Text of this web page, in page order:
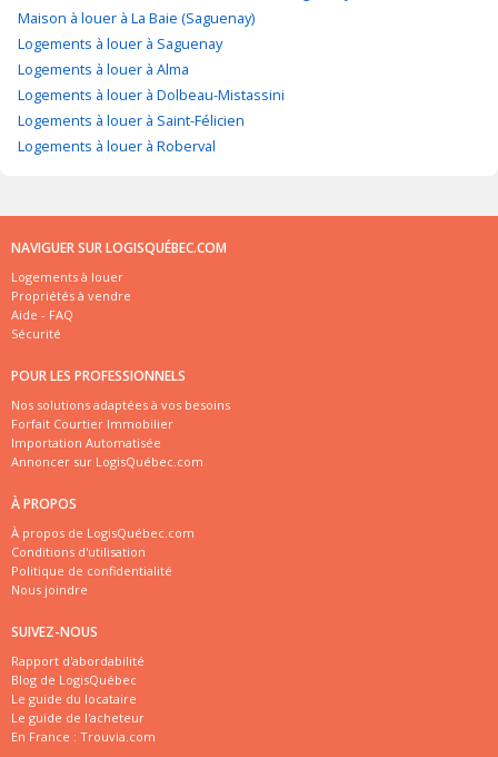
Maison à louer à La Baie (Saguenay)
Logements à louer à Saguenay
Logements à louer à Alma
Logements à louer à Dolbeau-Mistassini
Logements à louer à Saint-Félicien
Logements à louer à Roberval
NAVIGUER SUR LOGISQUÉBEC.COM
Logements à louer
Propriétés à vendre
Aide - FAQ
Sécurité
POUR LES PROFESSIONNELS
Nos solutions adaptées à vos besoins
Forfait Courtier Immobilier
Importation Automatisée
Annoncer sur LogisQuébec.com
À PROPOS
À propos de LogisQuébec.com
Conditions d'utilisation
Politique de confidentialité
Nous joindre
SUIVEZ-NOUS
Rapport d'abordabilité
Blog de LogisQuébec
Le guide du locataire
Le guide de l'acheteur
En France : Trouvia.com